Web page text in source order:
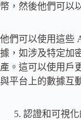
幣，然後他們可以
他們可以使用這些
據，如涉及特定加
產。這可以使用戶
與平台上的數據互
認證和可視